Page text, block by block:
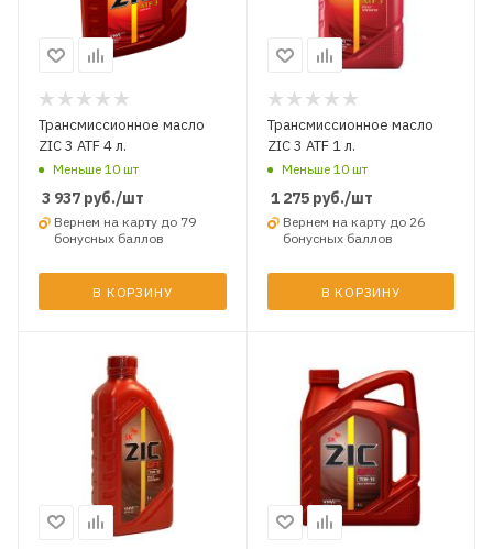
Трансмиссионное масло
ZIC 3 ATF 4 л.
Меньше 10 шт
3 937 руб./шт
Вернем на карту до 79
бонусных баллов
В КОРЗИНУ
Трансмиссионное масло
ZIC 3 ATF 1 л.
Меньше 10 шт
1 275руб./шт
Вернем на карту до 26
бонусных баллов
В КОРЗИНУ